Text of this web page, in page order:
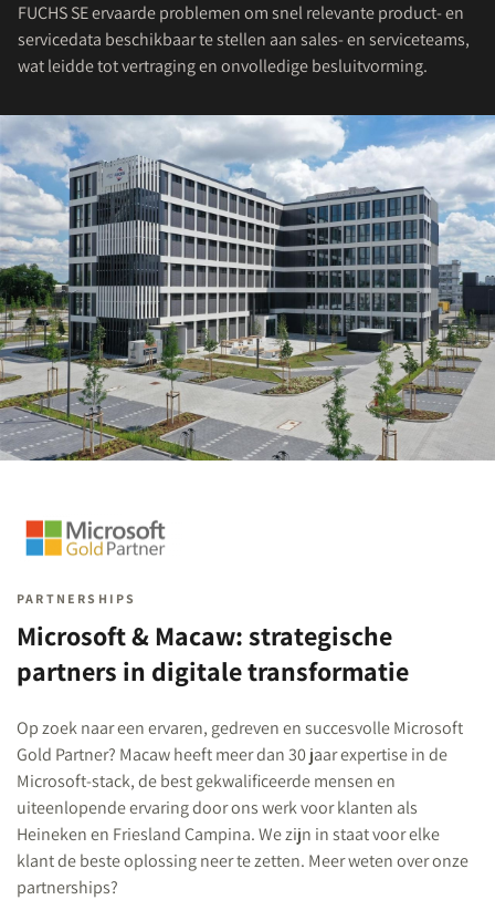
FUCHS SE ervaarde problemen om snel relevante product- en
servicedata beschikbaar te stellen aan sales- en serviceteams,
wat leidde tot vertraging en onvolledige besluitvorming.
PARTNERSHIPS
Microsoft & Macaw: strategische
partners in digitale transformatie
Op zoek naar een ervaren, gedreven en succesvolle Microsoft
Gold Partner? Macaw heeft meer dan 30 jaar expertise in de
Microsoft-stack, de best gekwalificeerde mensen en
uiteenlopende ervaring door ons werk voor klanten als
Heineken en Friesland Campina. We zijn in staat voor elke
klant de beste oplossing neer te zetten. Meer weten over onze
partnerships?